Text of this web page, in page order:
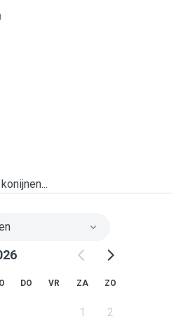
DO VR ZA ZO
1 2